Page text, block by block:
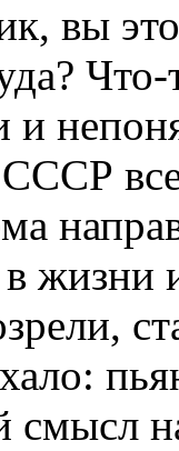
вы
и
жизни